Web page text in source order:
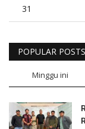
31
POPULAR POSTS
Minggu ini